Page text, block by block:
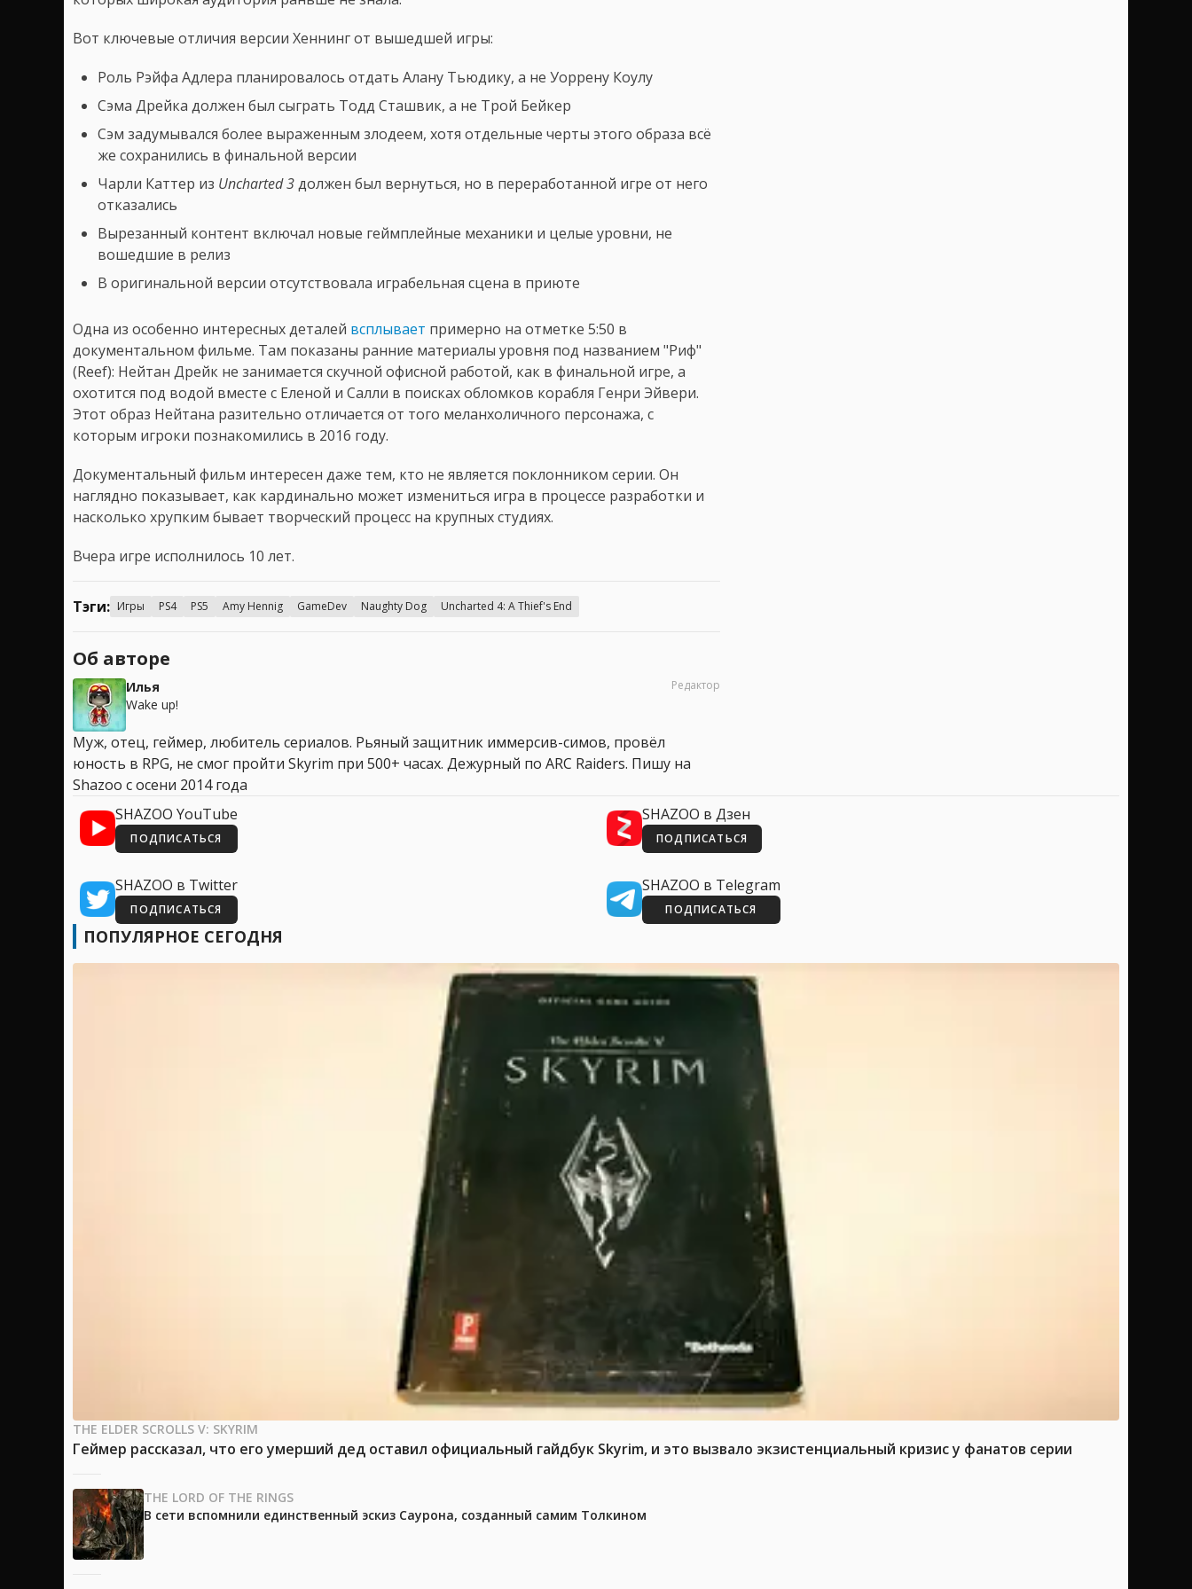
Вот ключевые отличия версии Хеннинг от вышедшей игры:
Роль Рэйфа Адлера планировалось отдать Алану Тьюдику, а не Уоррену Коулу
Сэма Дрейка должен был сыграть Тодд Сташвик, а не Трой Бейкер
Сэм задумывался более выраженным злодеем, хотя отдельные черты этого образа всё
же сохранились в финальной версии
Чарли Каттер из Uncharted 3должен был вернуться, но в переработанной игре от него
отказались
Вырезанный контент включал новые геймплейные механики и целые уровни, не
вошедшие в релиз
В оригинальной версии отсутствовала играбельная сцена в приюте
Одна из особенно интересных деталей всплывает примерно на отметке 5:50 в
документальном фильме. Там показаны ранние материалы уровня под названием "Риф"
(Reef): Нейтан Дрейк не занимается скучной офисной работой, как в финальной игре, а
охотится под водой вместе с Еленой и Салли в поисках обломков корабля Генри Эйвери.
Этот образ Нейтана разительно отличается от того меланхоличного персонажа, с
которым игроки познакомились в 2016 году.
Документальный фильм интересен даже тем, кто не является поклонником серии. Он
наглядно показывает, как кардинально может измениться игра в процессе разработки и
насколько хрупким бывает творческий процесс на крупных студиях.
Вчера игре исполнилось 10 лет.
Тэги: Игры PS4 PS5 Amy Hennig GameDev Naughty Dog Uncharted 4: A Thief's End
Об авторе
Илья
Wake up!
Редактор
Муж, отец, геймер, любитель сериалов. Рьяный защитник иммерсив-симов, провёл
юность в RPG, не смог пройти Skyrim при 500+ часах. Дежурный по ARC Raiders. Пишу на
Shazoo с осени 2014 года
SHAZOO YouTube
ПОДПИСАТЬСЯ
SHAZOO в Дзен
ПОДПИСАТЬСЯ
SHAZOO в Twitter
ПОДПИСАТЬСЯ
SHAZOO в Telegram
ПОДПИСАТЬСЯ
ПОПУЛЯРНОЕ СЕГОДНЯ
THE ELDER SCROLLS V: SKYRIM
Геймер рассказал, что его умерший дед оставил официальный гайдбук Skyrim, и это вызвало экзистенциальный кризис у фанатов серии
THE LORD OF THE RINGS
В сети вспомнили единственный эскиз Саурона, созданный самим Толкином